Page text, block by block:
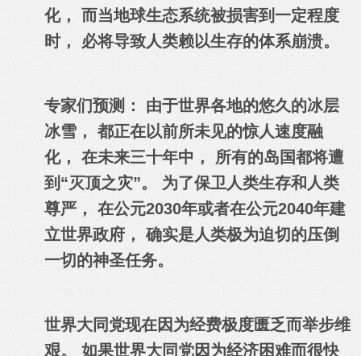
化， 而当地球生态系统被损害到一定程度
时， 必将导致人类赖以生存的体系崩溃。
专家们预测： 由于世界各地的悠久的冰层
冰雪， 都正在以前所未见的惊人速度融
化， 在未来三十年中， 所有的岛国都将遭
到“灭顶之灾”。 为了保卫人类生存和人类
尊严， 在公元2030年或者在公元2040年建
立世界政府， 确实是人类极为迫切的压倒
一切的神圣任务。
世界大同党现在因为经费极度匮乏而举步维
艰。 如果世界大同党因为经济困难而很快